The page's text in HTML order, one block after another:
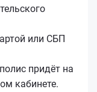
или СБП
придёт на
кабинете.